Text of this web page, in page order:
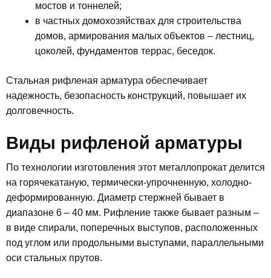
мостов и тоннелей;
в частных домохозяйствах для строительства
домов, армирования малых объектов – лестниц,
цоколей, фундаментов террас, беседок.
Стальная рифленая арматура обеспечивает
надежность, безопасность конструкций, повышает их
долговечность.
Виды рифленой арматуры
По технологии изготовления этот металлопрокат делится
на горячекатаную, термически-упрочненную, холодно-
деформированную. Диаметр стержней бывает в
диапазоне 6 – 40 мм. Рифление также бывает разным –
в виде спирали, поперечных выступов, расположенных
под углом или продольными выступами, параллельными
оси стальных прутов.